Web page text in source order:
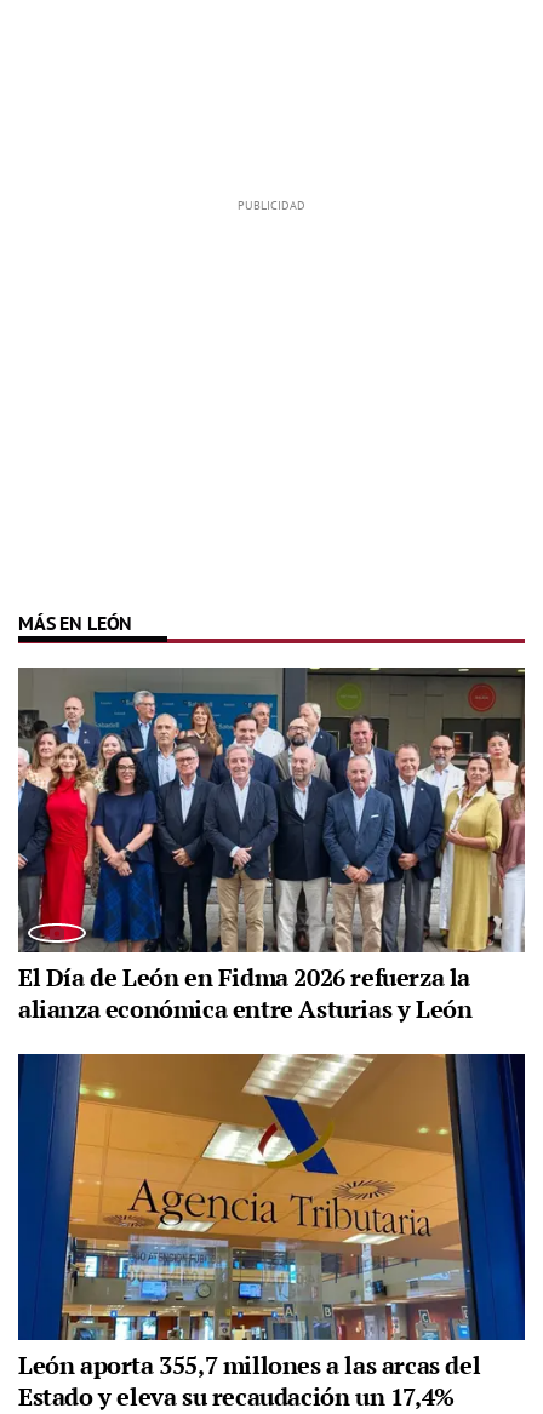
MÁS EN LEÓN
El Día de León en Fidma 2026 refuerza la
alianza económica entre Asturias y León
León aporta 355,7 millones a las arcas del
Estado y eleva su recaudación un 17,4%